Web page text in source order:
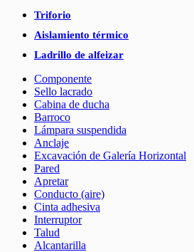
Triforio
Aislamiento térmico
Ladrillo de alfeizar
Componente
Sello lacrado
Cabina de ducha
Barroco
Lámpara suspendida
Anclaje
Excavación de Galería Horizontal
Pared
Apretar
Conducto (aire)
Cinta adhesiva
Interruptor
Talud
Alcantarilla